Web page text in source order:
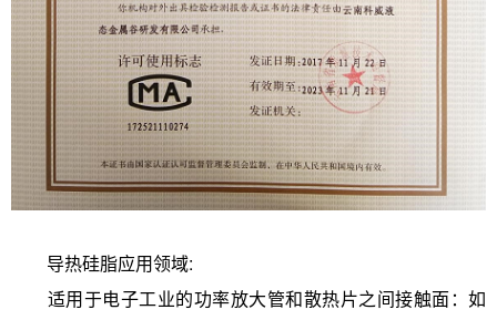
导热硅脂应用领域:
适用于电子工业的功率放大管和散热片之间接触面：如